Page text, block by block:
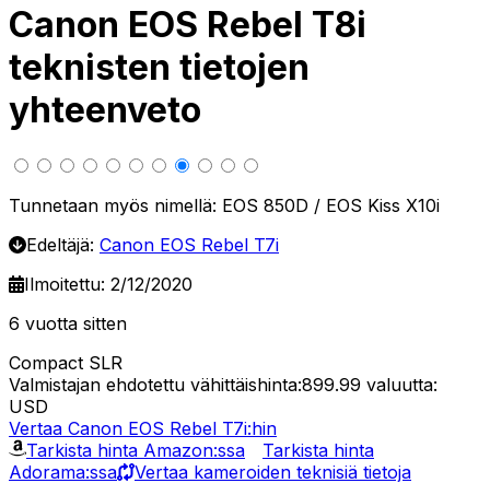
Canon EOS Rebel T8i
teknisten tietojen
yhteenveto
Tunnetaan myös nimellä: EOS 850D / EOS Kiss X10i
Edeltäjä: Canon EOS Rebel T7i
Ilmoitettu: 2/12/2020
6 vuotta sitten
Compact SLR
Valmistajan ehdotettu vähittäishinta:899.99 valuutta:
USD
Vertaa Canon EOS Rebel T7i:hin
Tarkista hinta Amazon:ssa
Tarkista hinta
Adorama:ssa
Vertaa kameroiden teknisiä tietoja